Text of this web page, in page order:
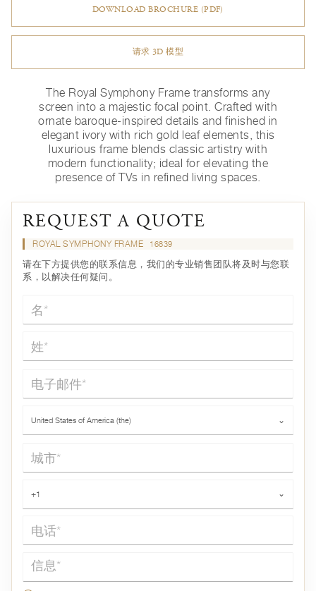
DOWNLOAD BROCHURE (PDF)
请求 3D 模型
The Royal Symphony Frame transforms any
screen into a majestic focal point. Crafted with
ornate baroque-inspired details and finished in
elegant ivory with rich gold leaf elements, this
luxurious frame blends classic artistry with
modern functionality; ideal for elevating the
presence of TVs in refined living spaces.
REQUEST A QUOTE
ROYAL SYMPHONY FRAME 16839
请在下方提供您的联系信息，我们的专业销售团队将及时与您联
系，以解决任何疑问。
名*
姓*
电子邮件*
United States of America (the) ⌄
城市*
+1 ⌄
信息*